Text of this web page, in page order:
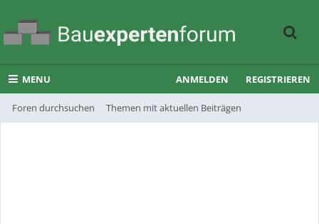
MENU
Foren durchsuchen Themen mit aktuellen Beiträgen
ANMELDEN REGISTRIEREN